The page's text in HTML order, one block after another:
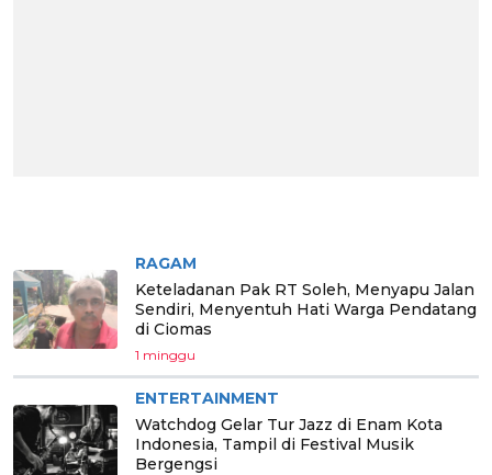
RAGAM
Keteladanan Pak RT Soleh, Menyapu Jalan
Sendiri, Menyentuh Hati Warga Pendatang
di Ciomas
1 minggu
ENTERTAINMENT
Watchdog Gelar Tur Jazz di Enam Kota
Indonesia, Tampil di Festival Musik
Bergengsi